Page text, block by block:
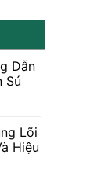
Dẫn
Sú
Lõi
Hiệu